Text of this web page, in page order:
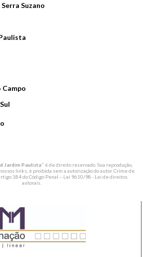
Serra Suzano
Campo
Jardim Paulista" é de direito reservado. Sua reprodução,
links, é proibida sem a autorização do autor. Crime de
184 do Código Penal – Lei 9610/98 - Lei de direitos
autorais.